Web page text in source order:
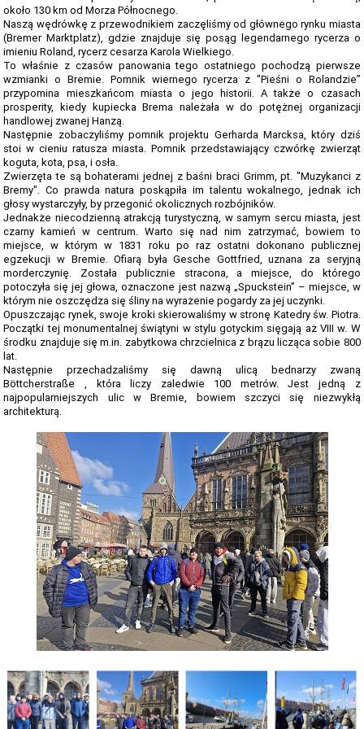
TMRIA - ROLNICTWO Z ELEMENTAMI SPAWALNICTWA
TŻIUG - GASTRONOMIA Z ELEMENTAMI DIETETYKI
TUF - FRYZJERSTWO Z ELEMENTAMI KOSMETYKI
TS - TECHNIKUM SPAWALNICTWA
STATUTY SZKOŁY
PLAN IMPREZ I UROCZYSTOŚCI SZKOLNYCH 2025-2026
SZKOLNE PLANY NAUCZANIA 2025/2026
REGULAMINY SZKOŁY
PROGRAM PRACY SZKOŁY 2025-2026
STANDARDY OCHRONY MAŁOLETNICH ZS GORZÓW ŚL.
RAPORT O STANIE ZAPEWNIENIA DOSTĘPNOŚCI PODMIOTU
PUBLICZNEGO
PLANU LEKCJI OD 16.03.2026
WYKAZ PODRĘCZNIKÓW DLA I, II, III, IV, V KLASY 2025/2026
DZIENNIK ELEKTRONICZNY
PROCEDURY NAUKI ZDALNEJ
BIBLIOTEKA SZKOLNA - GODZINY OTWARCIA
ZDJĘCIA GRUPOWE 2022 - 2023
LINK DO WYPOŻYCZEŃ ON-LINE - BIBLIOTEKA
HARMONOGRAM MATURY 2025
EGZAMIN POTWIERDZAJĄCY KWALIFIKACJE W ZAWODZIE CZERWIEC
"SZKOLIMY ZAWODOWO W POWIECIE OLESKIM” - 2018-2020
LINKI DO PRZETARGÓW 2020 - 2022
około 130 km od Morza Północnego.
Naszą wędrówkę z przewodnikiem zaczęliśmy od głównego rynku miasta
(Bremer Marktplatz), gdzie znajduje się posąg legendarnego rycerza o
imieniu Roland, rycerz cesarza Karola Wielkiego.
To właśnie z czasów panowania tego ostatniego pochodzą pierwsze
wzmianki o Bremie. Pomnik wiernego rycerza z "Pieśni o Rolandzie”
przypomina mieszkańcom miasta o jego historii. A także o czasach
prosperity, kiedy kupiecka Brema należała w do potężnej organizacji
handlowej zwanej Hanzą.
Następnie zobaczyliśmy pomnik projektu Gerharda Marcksa, który dziś
stoi w cieniu ratusza miasta. Pomnik przedstawiający czwórkę zwierząt
koguta, kota, psa, i osła.
Zwierzęta te są bohaterami jednej z baśni braci Grimm, pt. "Muzykanci z
Bremy". Co prawda natura poskąpiła im talentu wokalnego, jednak ich
głosy wystarczyły, by przegonić okolicznych rozbójników.
Jednakże niecodzienną atrakcją turystyczną, w samym sercu miasta, jest
czarny kamień w centrum. Warto się nad nim zatrzymać, bowiem to
miejsce, w którym w 1831 roku po raz ostatni dokonano publicznej
egzekucji w Bremie. Ofiarą była Gesche Gottfried, uznana za seryjną
morderczynię. Została publicznie stracona, a miejsce, do którego
potoczyła się jej głowa, oznaczone jest nazwą „Spuckstein” – miejsce, w
którym nie oszczędza się śliny na wyrażenie pogardy za jej uczynki.
Opuszczając rynek, swoje kroki skierowaliśmy w stronę Katedry św. Piotra.
Początki tej monumentalnej świątyni w stylu gotyckim sięgają aż VIII w. W
środku znajduje się m.in. zabytkowa chrzcielnica z brązu licząca sobie 800
lat.
Następnie przechadzaliśmy się dawną ulicą bednarzy zwaną
Böttcherstraße , która liczy zaledwie 100 metrów. Jest jedną z
najpopularniejszych ulic w Bremie, bowiem szczyci się niezwykłą
architekturą.